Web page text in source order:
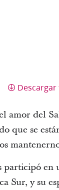
amor del
que se
participó
Sur, y su